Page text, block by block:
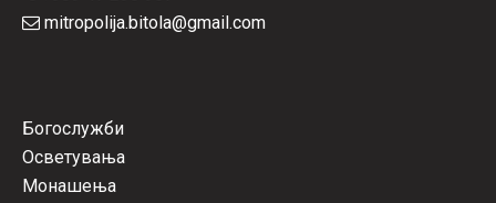
mitropolija.bitola@gmail.com
Богослужби
Осветувања
Монашења